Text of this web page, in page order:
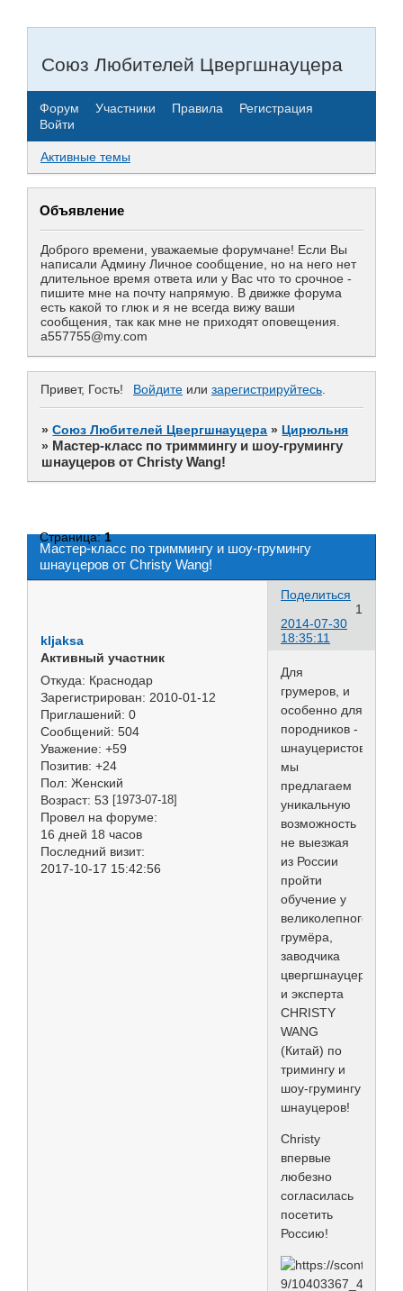
Союз Любителей Цвергшнауцера
Форум Участники Правила
Регистрация
Войти
Активные темы
Объявление
Доброго времени, уважаемые форумчане! Если Вы
написали Админу Личное сообщение, но на него нет
длительное время ответа или у Вас что то срочное -
пишите мне на почту напрямую. В движке форума
есть какой то глюк и я не всегда вижу ваши
сообщения, так как мне не приходят оповещения.
a557755@my.com
Привет, Гость! Войдите или зарегистрируйтесь.
»Союз Любителей Цвергшнауцера » Цирюльня
» Мастер-класс по триммингу и шоу-грумингу
шнауцеров от Christy Wang!
Мастер-класс по триммингу и шоу-грумингу
шнауцеров от Christy Wang!
Страница:1
Поделиться
1
2014-07-30
18:35:11
kljaksa
Активный участник
Откуда: Краснодар
Зарегистрирован: 2010-01-12
Приглашений: 0
Сообщений: 504
Уважение: +59
Позитив: +24
Пол: Женский
Возраст: 53 [1973-07-18]
Провел на форуме:
16 дней 18 часов
Последний визит:
2017-10-17 15:42:56
Для
грумеров, и
особенно для
породников -
шнауцеристов
мы
предлагаем
уникальную
возможность
не выезжая
из России
пройти
обучение у
великолепного
грумёра,
заводчика
цвергшнауцеров
и эксперта
CHRISTY
WANG
(Китай) по
тримингу и
шоу-грумингу
шнауцеров!
Christy
впервые
любезно
согласилась
посетить
Россию!